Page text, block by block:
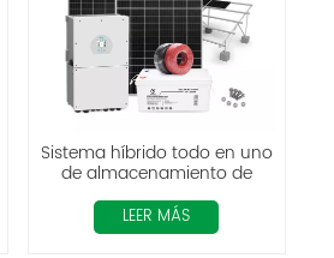
Sistema híbrido todo en uno
de almacenamiento de
energía solar de 30 KW
LEER MÁS